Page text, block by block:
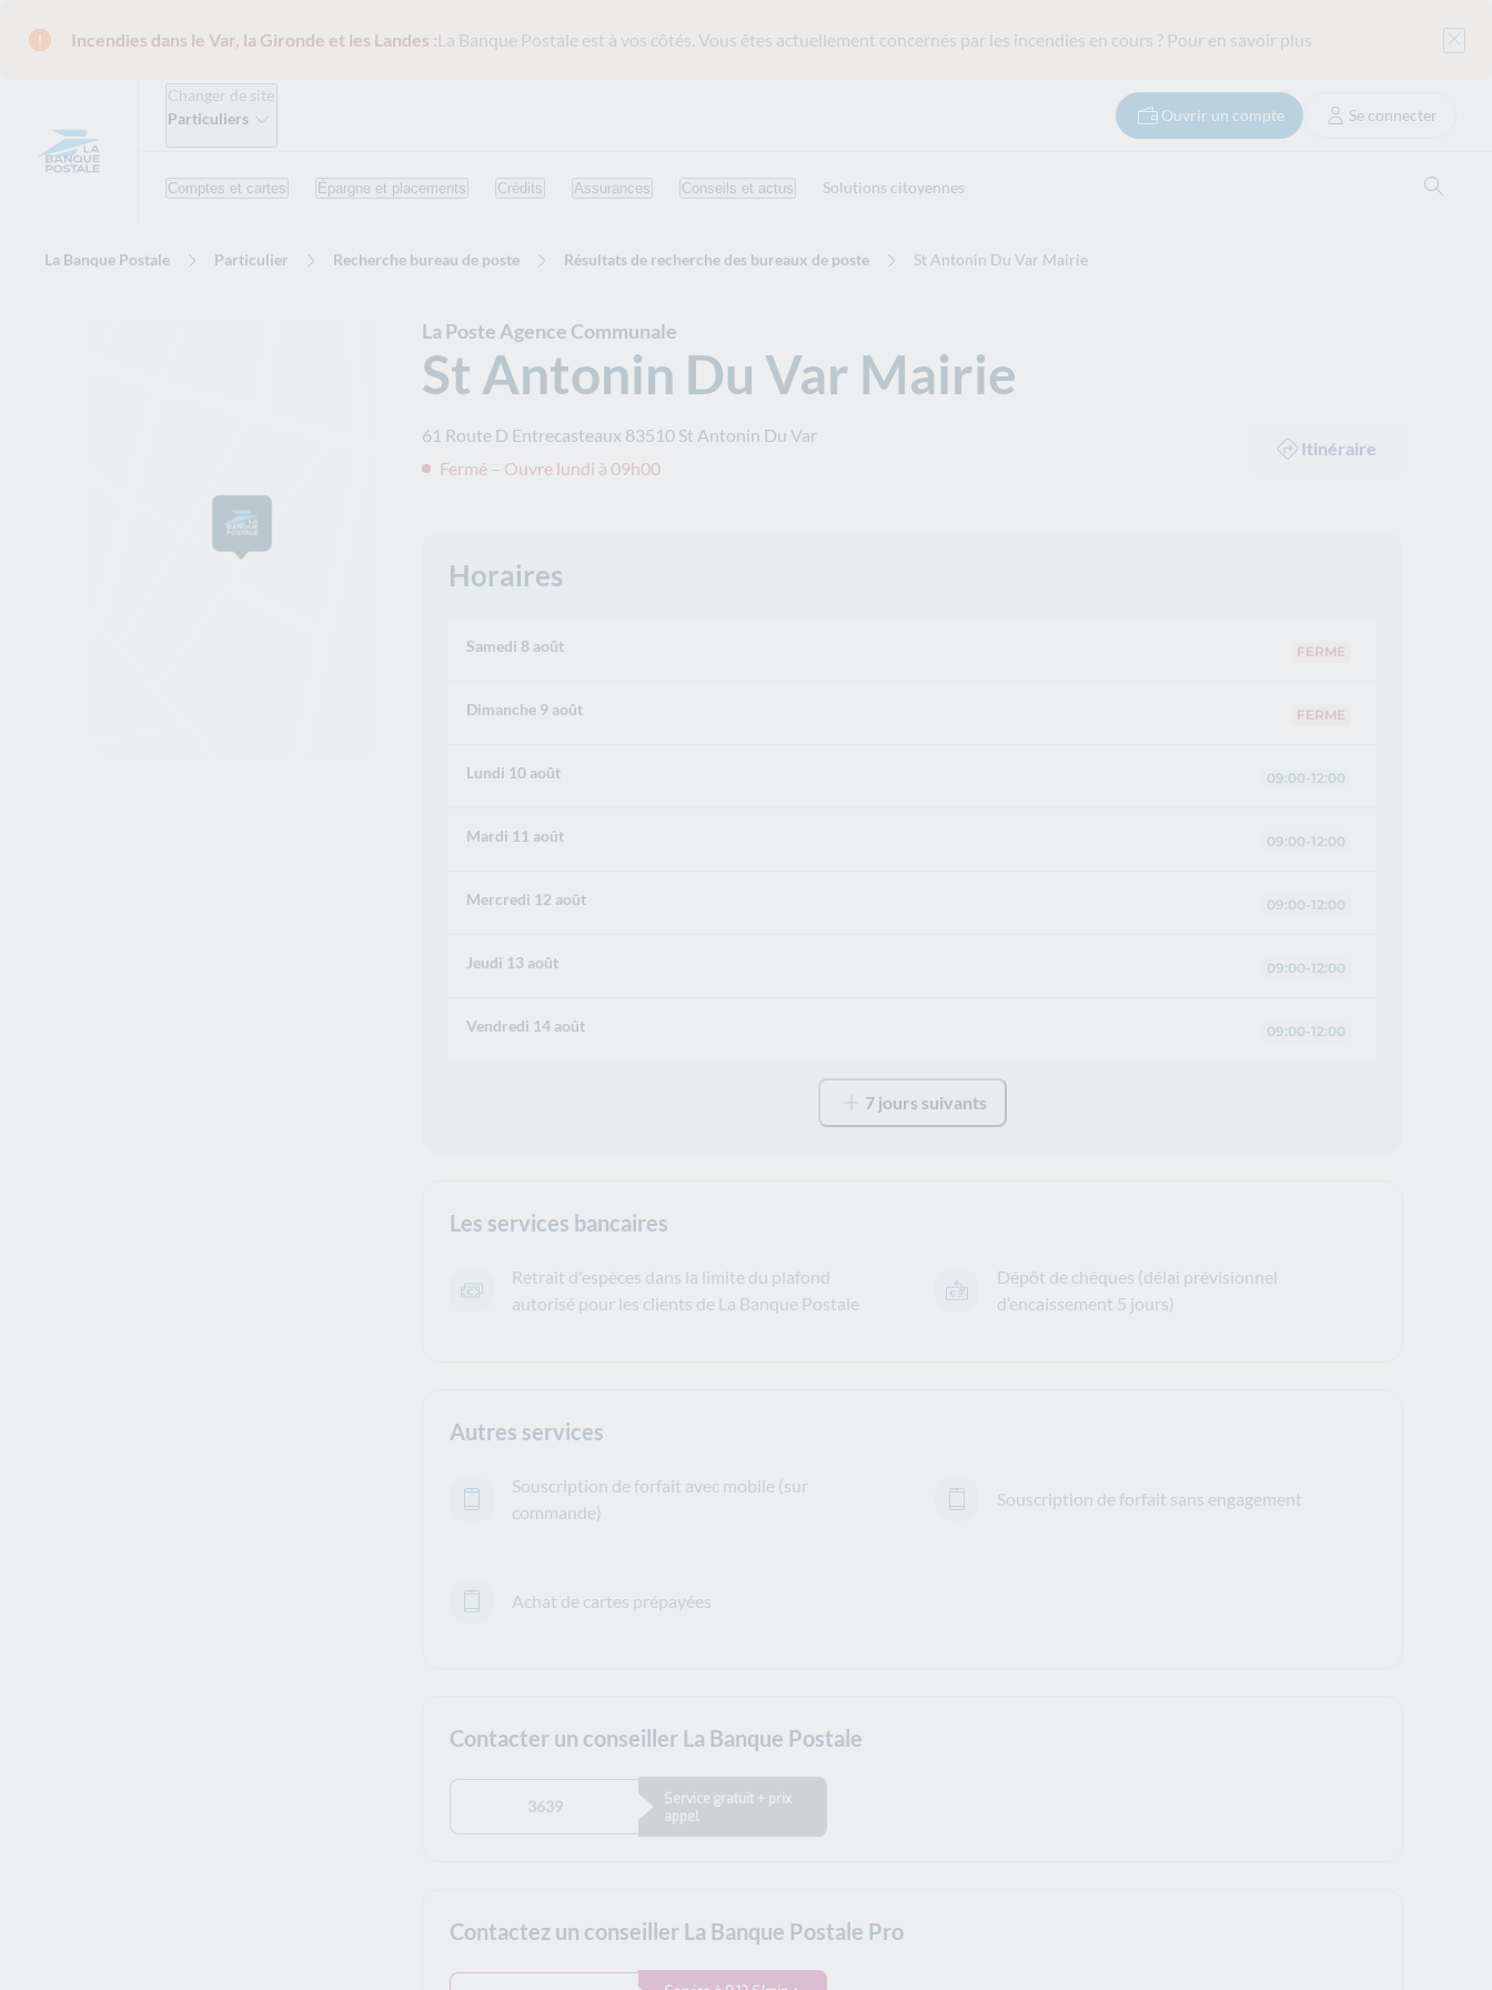
Incendies dans le Var, la Gironde et les Landes :La Banque Postale est à vos côtés. Vous êtes actuellement concernés par les incendies en cours ? Pour en savoir plus
Changer de site
Particuliers
Ouvrir un compte Se connecter
Comptes et cartes Épargne et placements Crédits Assurances Conseils et actus Solutions citoyennes
La Banque Postale Particulier Recherche bureau de poste Résultats de recherche des bureaux de poste St Antonin Du Var Mairie
La Poste Agence Communale
St Antonin Du Var Mairie
61 Route D Entrecasteaux 83510 St Antonin Du Var
Fermé – Ouvre lundi à 09h00
Itinéraire
Horaires
Samedi 8 août FERME
Dimanche 9 août FERME
Lundi 10 août 09:00-12:00
Mardi 11 août 09:00-12:00
Mercredi 12 août 09:00-12:00
Jeudi 13 août 09:00-12:00
Vendredi 14 août 09:00-12:00
7 jours suivants
Les services bancaires
Retrait d'espèces dans la limite du plafond
autorisé pour les clients de La Banque Postale
Dépôt de chèques (délai prévisionnel
d’encaissement 5 jours)
Autres services
Souscription de forfait avec mobile (sur
commande)
Souscription de forfait sans engagement
Achat de cartes prépayées
Contacter un conseiller La Banque Postale
3639
Service gratuit + prix
appel
Contactez un conseiller La Banque Postale Pro